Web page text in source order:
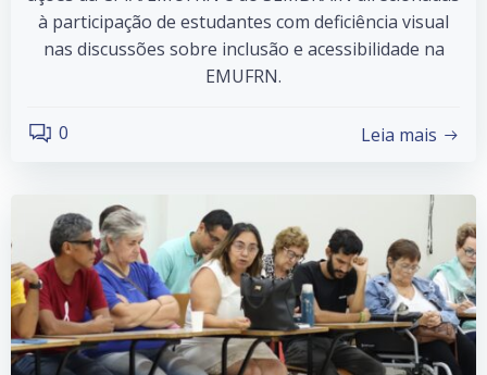
à participação de estudantes com deficiência visual
nas discussões sobre inclusão e acessibilidade na
EMUFRN.
0 Leia mais